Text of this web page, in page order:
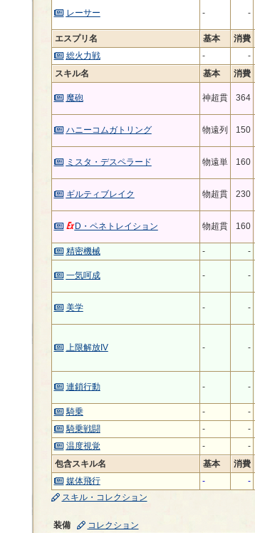
レーサー - -
エスプリ名
基本 消費
総火力戦
- -
スキル名
基本 消費
魔砲 神超貫 364
ハニーコムガトリング 物遠列 150
ミスタ・デスペラード 物遠単 160
ギルティブレイク 物超貫 230
D・ペネトレイション 物超貫 160
精密機械
- -
一気呵成 - -
美学 - -
上限解放IV - -
連鎖行動 - -
騎乗
- -
騎乗戦闘
- -
温度視覚
- -
包含スキル名
基本 消費
媒体飛行
- -
スキル・コレクション
装備
コレクション